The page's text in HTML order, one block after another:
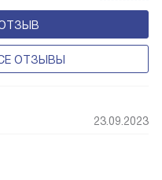
нулевой зоной
в сериях Plus,
ОТЗЫВЫ
23.09.2023